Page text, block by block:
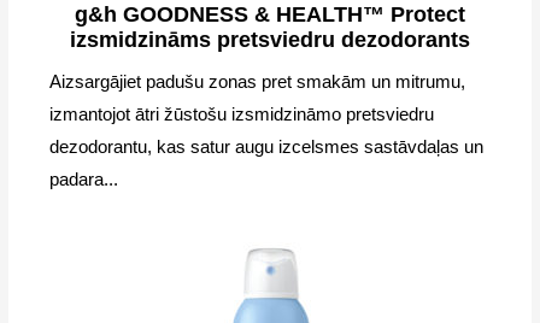
g&h GOODNESS & HEALTH™ Protect
izsmidzināms pretsviedru dezodorants
Aizsargājiet padušu zonas pret smakām un mitrumu,
izmantojot ātri žūstošu izsmidzināmo pretsviedru
dezodorantu, kas satur augu izcelsmes sastāvdaļas un
padara...